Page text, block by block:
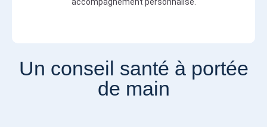
Un conseil santé à portée
de main